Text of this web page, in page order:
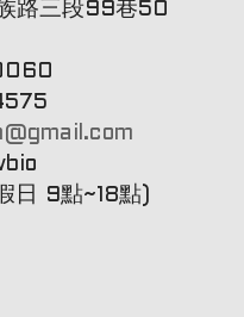
路三段99巷50
日 9點~18點)